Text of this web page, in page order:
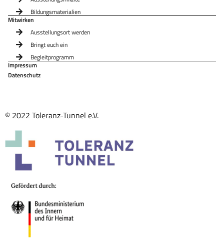
Bildungsmaterialien
Mitwirken
Ausstellungsort werden
Bringt euch ein
Begleitprogramm
Impressum
Datenschutz
© 2022 Toleranz-Tunnel e.V.